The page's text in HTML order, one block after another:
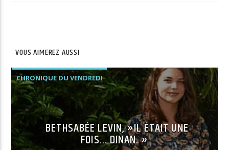
VOUS AIMEREZ AUSSI
CHRONIQUE DU VENDREDI
BETHSABÉE LEVIN, »IL ÉTAIT UNE
FOIS… DINAN. »